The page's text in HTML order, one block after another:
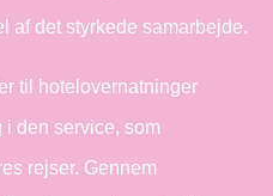
af det styrkede samarbejde.
til hotelovernatninger
i den service, som
rejser. Gennem